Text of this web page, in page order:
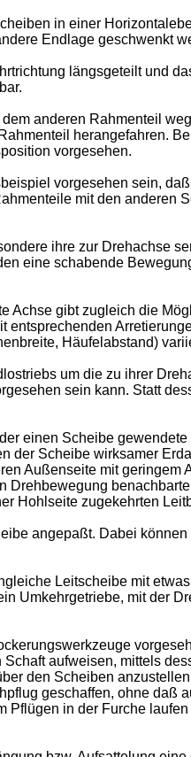
in einer
Endlage geschwenkt
längsgeteilt und
anderen Rahmenteil
herangefahren.
vorgesehen.
vorgesehen sein,
mit den anderen
ihre zur Drehachse
eine schabende
Achse gibt zugleich die
Häufelabstand)
um die zu ihrer
sein kann. Statt
einen Scheibe
Scheibe wirksamer
Außenseite mit
Hohlseite zugekehrten
angepaßt. Dabei
Leitscheibe mit
Umkehrgetriebe, mit der
aufweisen, mittels
den Scheiben
geschaffen, ohne daß
in der Furche